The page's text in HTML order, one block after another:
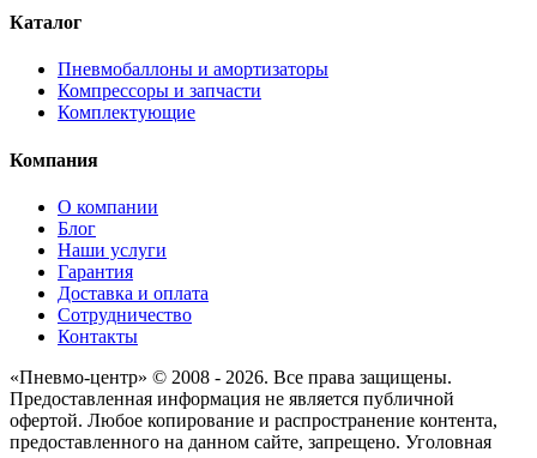
Каталог
Пневмобаллоны и амортизаторы
Компрессоры и запчасти
Комплектующие
Компания
О компании
Блог
Наши услуги
Гарантия
Доставка и оплата
Сотрудничество
Контакты
«Пневмо-центр» © 2008 - 2026. Все права защищены.
Предоставленная информация не является публичной
офертой. Любое копирование и распространение контента,
предоставленного на данном сайте, запрещено. Уголовная